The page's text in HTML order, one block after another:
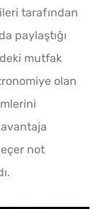
tarafından
paylaştığı
mutfak
olan
not